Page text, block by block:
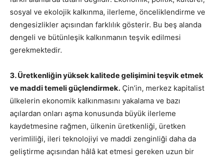
sosyal ve ekolojik kalkınma, ilerleme, önceliklendirme ve
dengesizlikler açısından farklılık gösterir. Bu beş alanda
dengeli ve bütünleşik kalkınmanın teşvik edilmesi
gerekmektedir.
3. Üretkenliğin yüksek kalitede gelişimini teşvik etmek
ve maddi temeli güçlendirmek. Çin’in, merkez kapitalist
ülkelerin ekonomik kalkınmasını yakalama ve bazı
açılardan onları aşma konusunda büyük ilerleme
kaydetmesine rağmen, ülkenin üretkenliği, üretken
verimliliği, ileri teknolojiyi ve maddi zenginliği daha da
geliştirme açısından hâlâ kat etmesi gereken uzun bir